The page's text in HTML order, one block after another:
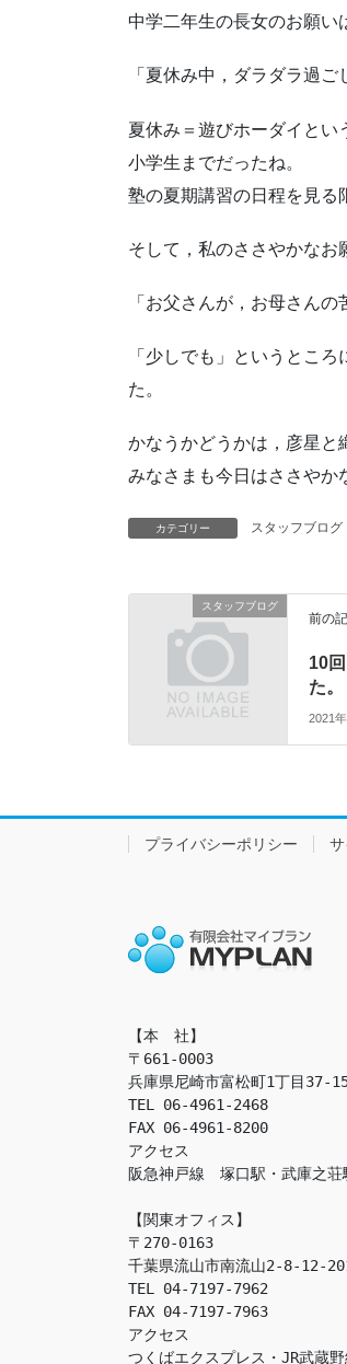
中学二年生の長女のお願い
「夏休み中，ダラダラ過ご
夏休み＝遊びホーダイとい
小学生までだったね。
塾の夏期講習の日程を見る
そして，私のささやかなお
「お父さんが，お母さん
「少しでも」というとこ
た。
かなうかどうかは，彦星と
みなさまも今日はささやか
カテゴリー スタッフブログ
スタッフブログ
前の
10
た。
2021
プライバシーポリシー
【本　社】
〒661-0003
兵庫県尼崎市富松町1丁目37-
TEL 06-4961-2468
FAX 06-4961-8200
アクセス
阪急神戸線　塚口駅・武庫之
【関東オフィス】
〒270-0163
千葉県流山市南流山2-8-12-
TEL 04-7197-7962
FAX 04-7197-7963
アクセス
つくばエクスプレス・JR武蔵